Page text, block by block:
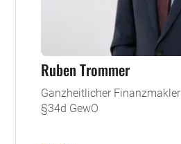
Ruben Trommer
Ganzheitlicher Finanzmakler
§34d GewO